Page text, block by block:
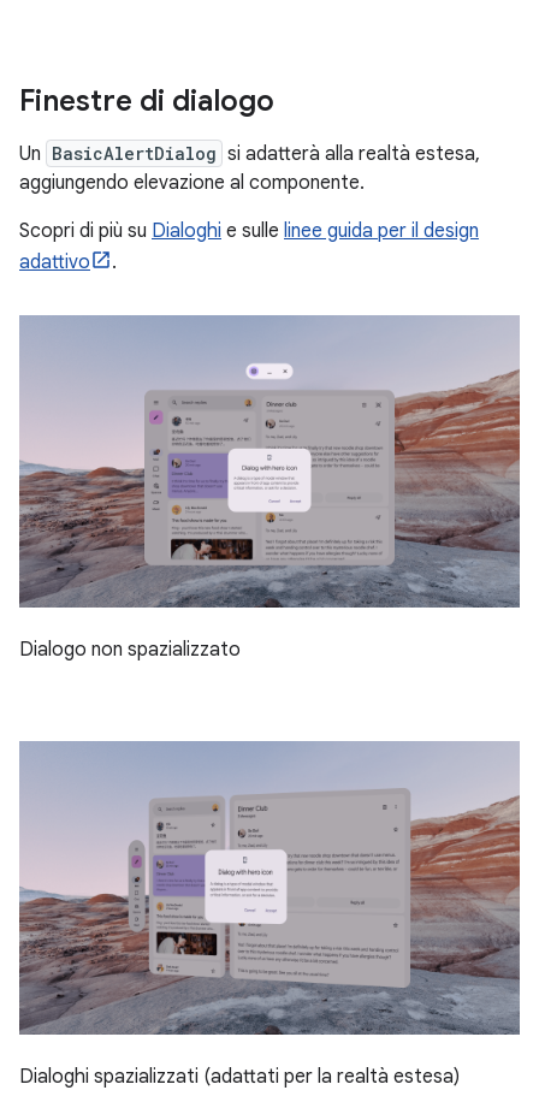
Finestre di dialogo
Un BasicAlertDialog si adatterà alla realtà estesa,
aggiungendo elevazione al componente.
Scopri di più su Dialoghi e sulle linee guida per il design
adattivo
.
Dialogo non spazializzato
Dialoghi spazializzati (adattati per la realtà estesa)